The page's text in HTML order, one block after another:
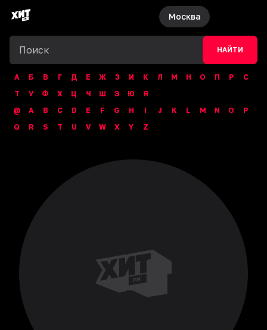
Москва
НАЙТИ
А Б В Г Д Е Ж З И К Л М Н О П Р
С
Т
У Ф Х Ц Ч Ш Э Ю
Я
@
A B C D E F G H I J K L M N O
P
Q
R S T U V W X Y Z